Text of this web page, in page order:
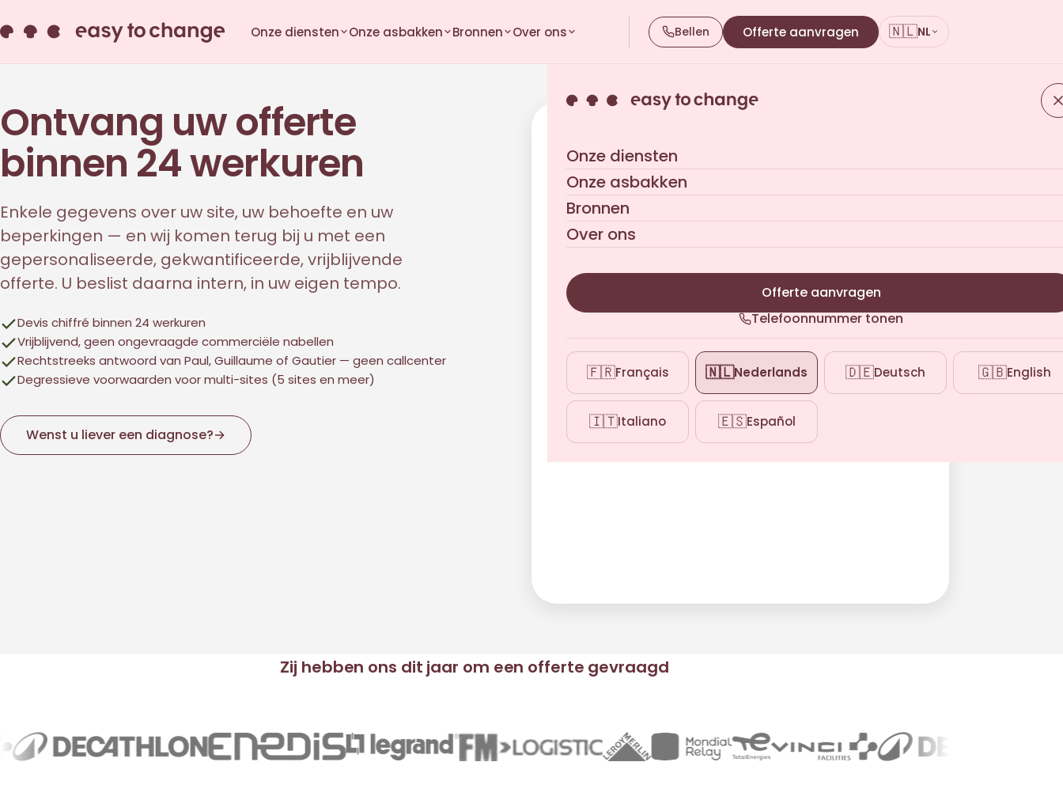
Onze diensten Onze asbakken Bronnen Over ons Bellen Offerte aanvragen 🇳🇱NL
Onze diensten
Onze asbakken
Bronnen
Over ons
Offerte aanvragen
Telefoonnummer tonen
🇫🇷Français 🇳🇱Nederlands 🇩🇪Deutsch 🇬🇧English
🇮🇹Italiano 🇪🇸Español
Ontvang uw offerte
binnen 24 werkuren
Enkele gegevens over uw site, uw behoefte en uw
beperkingen — en wij komen terug bij u met een
gepersonaliseerde, gekwantificeerde, vrijblijvende
offerte. U beslist daarna intern, in uw eigen tempo.
Devis chiffré binnen 24 werkuren
Vrijblijvend, geen ongevraagde commerciële nabellen
Rechtstreeks antwoord van Paul, Guillaume of Gautier — geen callcenter
Degressieve voorwaarden voor multi-sites (5 sites en meer)
Wenst u liever een diagnose?→
Vrijblijvend · Antwoord binnen 24 werkuren
Zij hebben ons dit jaar om een offerte gevraagd